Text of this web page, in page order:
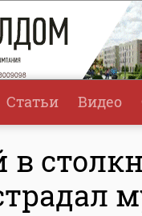
Статьи Видео
в